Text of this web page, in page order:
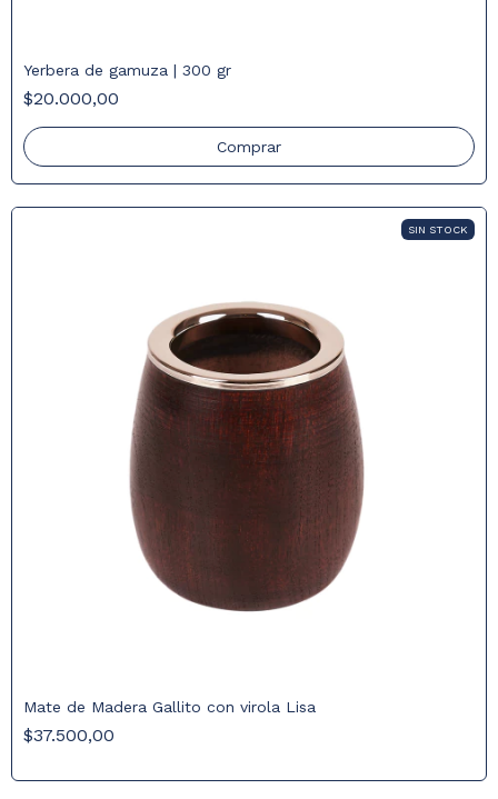
Yerbera de gamuza | 300 gr
$20.000,00
SIN STOCK
Mate de Madera Gallito con virola Lisa
$37.500,00